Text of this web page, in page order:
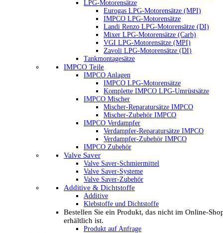
LPG-Motorensätze
Eurogas LPG-Motorensätze (MPI)
IMPCO LPG-Motorensätze
Landi Renzo LPG-Motorensätze (DI)
Mixer LPG-Motorensätze (Carb)
VGI LPG-Motorensätze (MPI)
Zavoli LPG-Motorensätze (DI)
Tankmontagesätze
IMPCO Teile
IMPCO Anlagen
IMPCO LPG-Motorensätze
Komplette IMPCO LPG-Umrüstsätze
IMPCO Mischer
Mischer-Reparatursätze IMPCO
Mischer-Zubehör IMPCO
IMPCO Verdampfer
Verdampfer-Reparatursätze IMPCO
Verdampfer-Zubehör IMPCO
IMPCO Zubehör
Valve Saver
Valve Saver-Schmiermittel
Valve Saver-Systeme
Valve Saver-Zubehör
Additive & Dichtstoffe
Additive
Klebstoffe und Dichtstoffe
Bestellen Sie ein Produkt, das nicht im Online-
erhältlich ist.
Produkt auf Anfrage